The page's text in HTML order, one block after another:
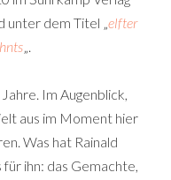
unter dem Titel „elfter
„.
Im Augenblick,
aus im Moment hier
Was hat Rainald
ihn: das Gemachte,